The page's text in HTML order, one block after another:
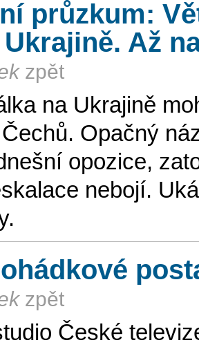
průzkum:
Až
zpět
na Ukrajině
Opačný
opozice,
nebojí.
zpět
České